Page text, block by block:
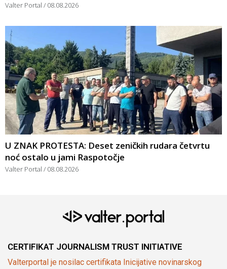
Valter Portal 08.08.2026
U ZNAK PROTESTA: Deset zeničkih rudara četvrtu
noć ostalo u jami Raspotočje
Valter Portal 08.08.2026
CERTIFIKAT JOURNALISM TRUST INITIATIVE
Valterportal je nosilac certifikata Inicijative novinarskog